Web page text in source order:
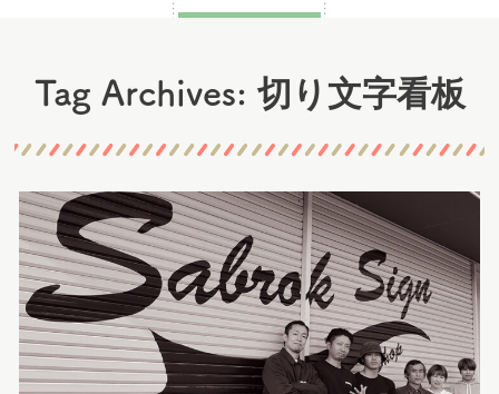
ン
へ
ス
キ
ッ
プ
Tag Archives: 切り文字看板